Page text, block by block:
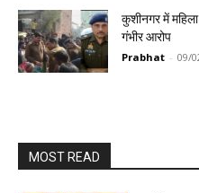
कुशीनगर में
गंभीर आरोप
Prabhat - 09/
MOST READ